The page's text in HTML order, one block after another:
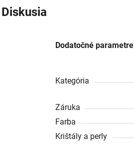
Diskusia
Dodatočné parametre
Kategória
Záruka
Farba
Krištály a perly